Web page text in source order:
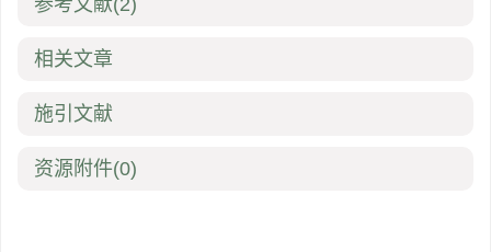
参考文献(2)
相关文章
施引文献
资源附件(0)